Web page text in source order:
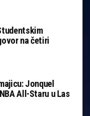
na četiri
Jonquel
All-Staru u Las